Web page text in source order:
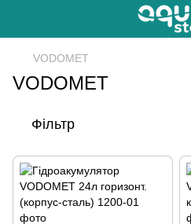
VODOMET
VODOMET
Фільтр